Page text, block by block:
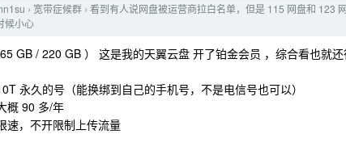
› 宽带症候群 › 看到有人说网盘被运营商拉白名单，但是 115 网盘和 123
候小心
GB / 220 GB ） 这是我的天翼云盘 开了铂金会员 ，综合看也就
永久的号（能换绑到自己的手机号，不是电信号也可以）
概 90 多/年
速，不开限制上传流量